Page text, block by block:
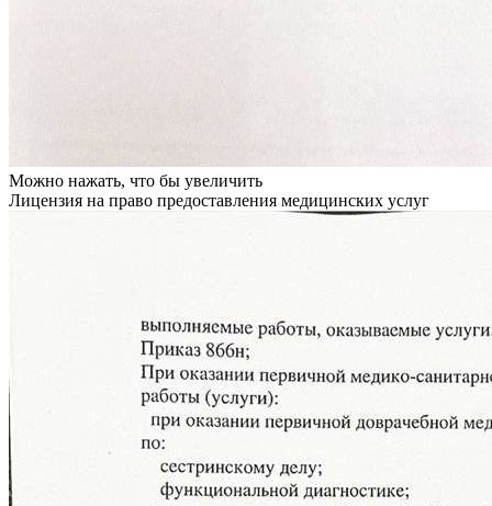
Можно нажать, что бы увеличить
Лицензия на право предоставления медицинских услуг